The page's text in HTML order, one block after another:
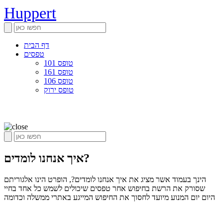
Huppert
דף הבית
טפסים
טופס 101
טופס 161
טופס 106
טופס ירוק
איך אנחנו לומדים?
הינך בעמוד אשר מציג את איך אנחנו לומדים?, הופרט הינו אלגוריתם
שסורק את הרשת בחיפוש אחר טפסים שיכולים לשמש כל אחד בחיי
היום יום המנוע מיועד לחסוך את החיפוש המייגע באתרי ממשלה וכדומה